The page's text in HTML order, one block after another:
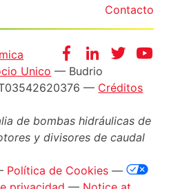
Contacto
FacebookInstagram
Twitter
Unico — Budrio
— Créditos
de bombas hidráulicas de
y divisores de caudal
Política de Cookies —